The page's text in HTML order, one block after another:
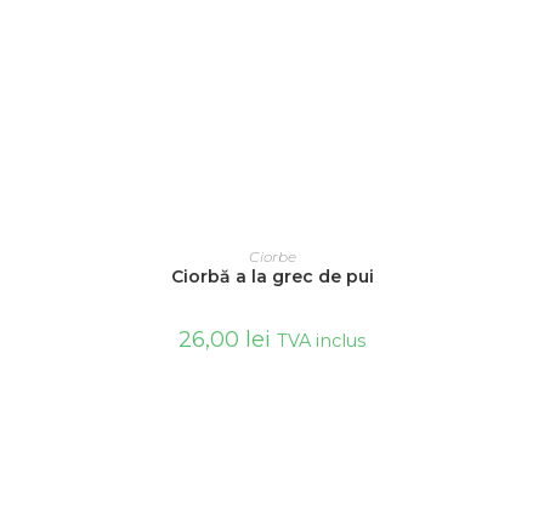
ADAUGĂ ÎN COȘ
Ciorbe
Ciorbă a la grec de pui
26,00 lei TVA inclus